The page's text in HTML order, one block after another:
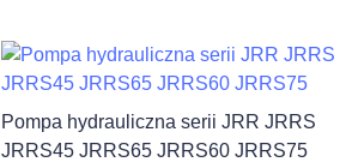
Pompa hydrauliczna serii JRR JRRS
JRRS45 JRRS65 JRRS60 JRRS75